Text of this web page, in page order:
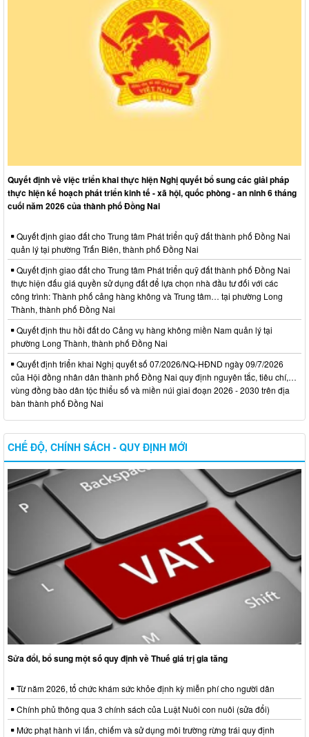
Quyết định về việc triển khai thực hiện Nghị quyết bổ sung các giải pháp
thực hiện kế hoạch phát triển kinh tế - xã hội, quốc phòng - an ninh 6 tháng
cuối năm 2026 của thành phố Đồng Nai
Quyết định giao đất cho Trung tâm Phát triển quỹ đất thành phố Đồng Nai
quản lý tại phường Trấn Biên, thành phố Đồng Nai
Quyết định giao đất cho Trung tâm Phát triển quỹ đất thành phố Đồng Nai
thực hiện đấu giá quyền sử dụng đất để lựa chọn nhà đầu tư đối với các
công trình: Thành phố cảng hàng không và Trung tâm… tại phường Long
Thành, thành phố Đồng Nai
Quyết định thu hồi đất do Cảng vụ hàng không miền Nam quản lý tại
phường Long Thành, thành phố Đồng Nai
Quyết định triển khai Nghị quyết số 07/2026/NQ-HĐND ngày 09/7/2026
của Hội đồng nhân dân thành phố Đồng Nai quy định nguyên tắc, tiêu chí,…
vùng đồng bào dân tộc thiểu số và miền núi giai đoạn 2026 - 2030 trên địa
bàn thành phố Đồng Nai
CHẾ ĐỘ, CHÍNH SÁCH - QUY ĐỊNH MỚI
Sửa đổi, bổ sung một số quy định về Thuế giá trị gia tăng
Từ năm 2026, tổ chức khám sức khỏe định kỳ miễn phí cho người dân
Chính phủ thông qua 3 chính sách của Luật Nuôi con nuôi (sửa đổi)
Mức phạt hành vi lấn, chiếm và sử dụng môi trường rừng trái quy định